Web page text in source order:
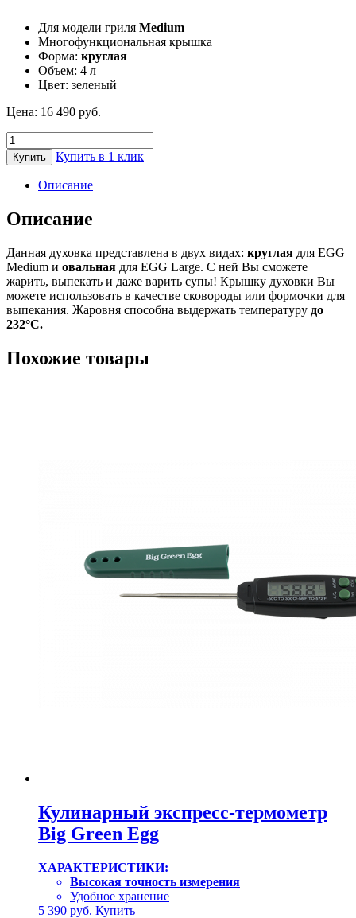
Для модели гриля Medium
Многофункциональная крышка
Форма: круглая
Объем: 4 л
Цвет: зеленый
Цена: 16 490 руб.
Количество
товара
Духовка
голландская
зеленая
для
EGG
Big
Green
Egg
Купить Купить в 1 клик
Описание
Описание
Данная духовка представлена в двух видах: круглая для EGG
Medium и овальная для EGG Large. С ней Вы сможете
жарить, выпекать и даже варить супы! Крышку духовки Вы
можете использовать в качестве сковороды или формочки для
выпекания. Жаровня способна выдержать температуру до
232°C.
Похожие товары
Кулинарный экспресс-термометр
Big Green Egg
ХАРАКТЕРИСТИКИ:
Высокая точность измерения
Удобное хранение
5 390 руб. Купить